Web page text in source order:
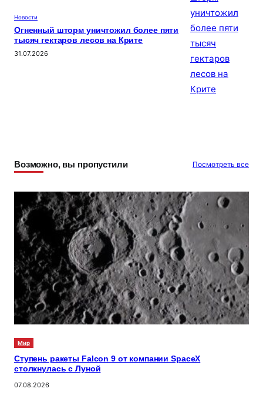
Новости
Огненный шторм уничтожил более пяти
тысяч гектаров лесов на Крите
31.07.2026
Возможно, вы пропустили Посмотреть все
Мир
Ступень ракеты Falcon 9 от компании SpaceX
столкнулась с Луной
07.08.2026